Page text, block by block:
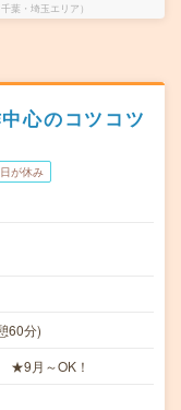
葉・埼玉エリア）
心のコツコツ
が休み
60分)
★9月～OK！